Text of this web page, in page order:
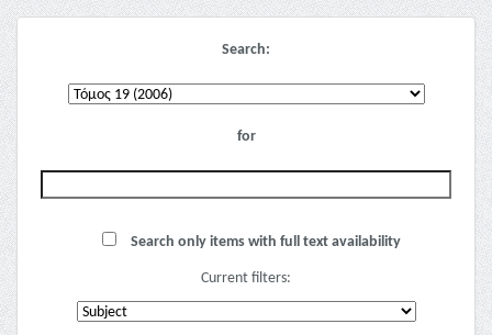
Search:
for
Search only items with full text availability
Current filters: